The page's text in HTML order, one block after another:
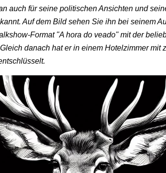
auch für seine politischen Ansichten und
Auf dem Bild sehen Sie ihn bei seinem
Format "A hora do veado" mit der
danach hat er in einem Hotelzimmer mit